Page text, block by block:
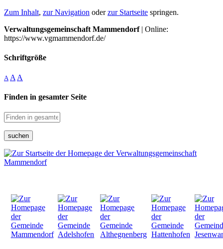
Zum Inhalt, zur Navigation oderzur Startseite springen.
Verwaltungsgemeinschaft Mammendorf| Online:
https://www.vgmammendorf.de/
Schriftgröße
A A A
Finden in gesamter Seite
suchen